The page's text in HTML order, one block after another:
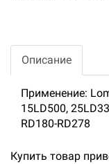
Описание
Применение:
15LD500,
RD180-RD278
Купить товар